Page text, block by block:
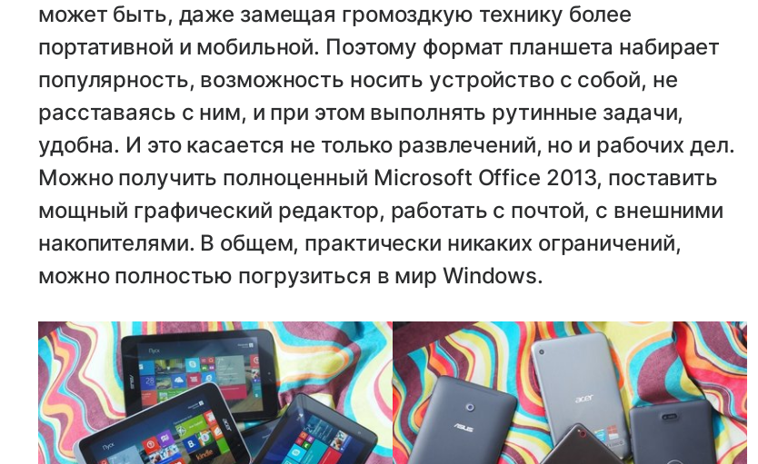
может быть, даже замещая громоздкую технику более
портативной и мобильной. Поэтому формат планшета набирает
популярность, возможность носить устройство с собой, не
расставаясь с ним, и при этом выполнять рутинные задачи,
удобна. И это касается не только развлечений, но и рабочих дел.
Можно получить полноценный Microsoft Office 2013, поставить
мощный графический редактор, работать с почтой, с внешними
накопителями. В общем, практически никаких ограничений,
можно полностью погрузиться в мир Windows.